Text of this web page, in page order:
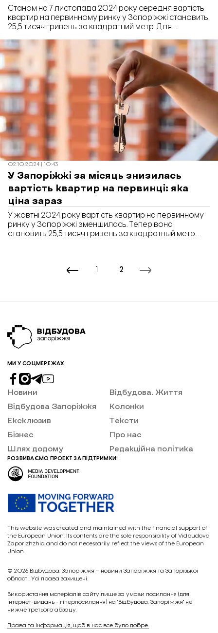
Станом на 7 листопада 2024 року середня вартість
квартир на первинному ринку у Запоріжжі становить
25,5 тисяч гривень за квадратний метр. Для
тисяч гривень за м2.
02.10.2024 | 10:43
У Запоріжжі за місяць знизилась
вартість квартир на первинці: яка
ціна зараз
У жовтні 2024 року вартість квартир на первинному
ринку у Запоріжжі зменшилась. Тепер вона
становить 25,5 тисяч гривень за квадратный метр.
2
МИ У СОЦМЕРЕЖАХ
Новини
Відбудова Запоріжжя
Ексклюзив
Бізнес
Шлях додому
Відбудова. Життя
Колонки
Тексти
Про нас
Редакційна політика
РОЗВИВАЄМО ПРОЕКТ ЗА ПІДТРИМКИ:
This website was created and maintained with the financial support of
the European Union. Its contents are the sole responsibility of Vidbudova
Zaporizhzhia and do not necessarily reflect the views of the European
Union.
© 2026 Відбудова. Запоріжжя – новини Запоріжжя та Запорізької
області. Усі права захищені.
Викориcтання матеріалів сайту лише за умови посилання (для
інтернет-видань - гіперпосилання) на "Відбудова. Запоріжжя" не
нижче третього абзацу.
Права та Інформація, щоб в нас все було добре.